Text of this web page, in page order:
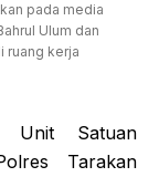
pada media
Ulum dan
ruang kerja
Unit Satuan
Tarakan